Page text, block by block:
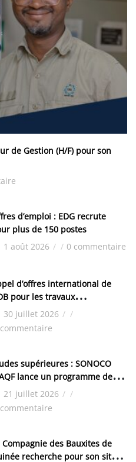
de Gestion (H/F) pour son
d’emploi : EDG recrute
plus de 150 postes
1 août 2026 / / 0 commentaire
d’offres international de
pour les travaux
de la zone
de FANDJE (PAZIF)
30 juillet 2026 / /
supérieures : SONOCO
lance un programme de
pour la Malaisie
21 juillet 2026 / /
Compagnie des Bauxites de
recherche pour son site